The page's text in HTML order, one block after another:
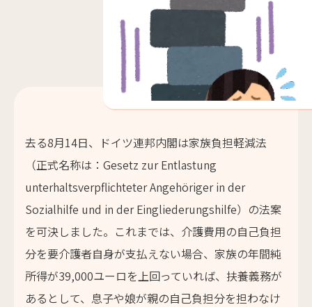
去る8月14日、ドイツ連邦内閣は家族負担軽減法
（正式名称は：Gesetz zur Entlastung
unterhaltsverpflichteter Angehöriger in der
Sozialhilfe und in der Eingliederungshilfe）の法案
を可決しました。これまでは、介護費用の自己負担
分を要介護者自身が支払えない場合、家族の年間純
所得が39,000ユーロを上回っていれば、扶養義務が
あるとして、息子や娘が親の自己負担分を担わなけ